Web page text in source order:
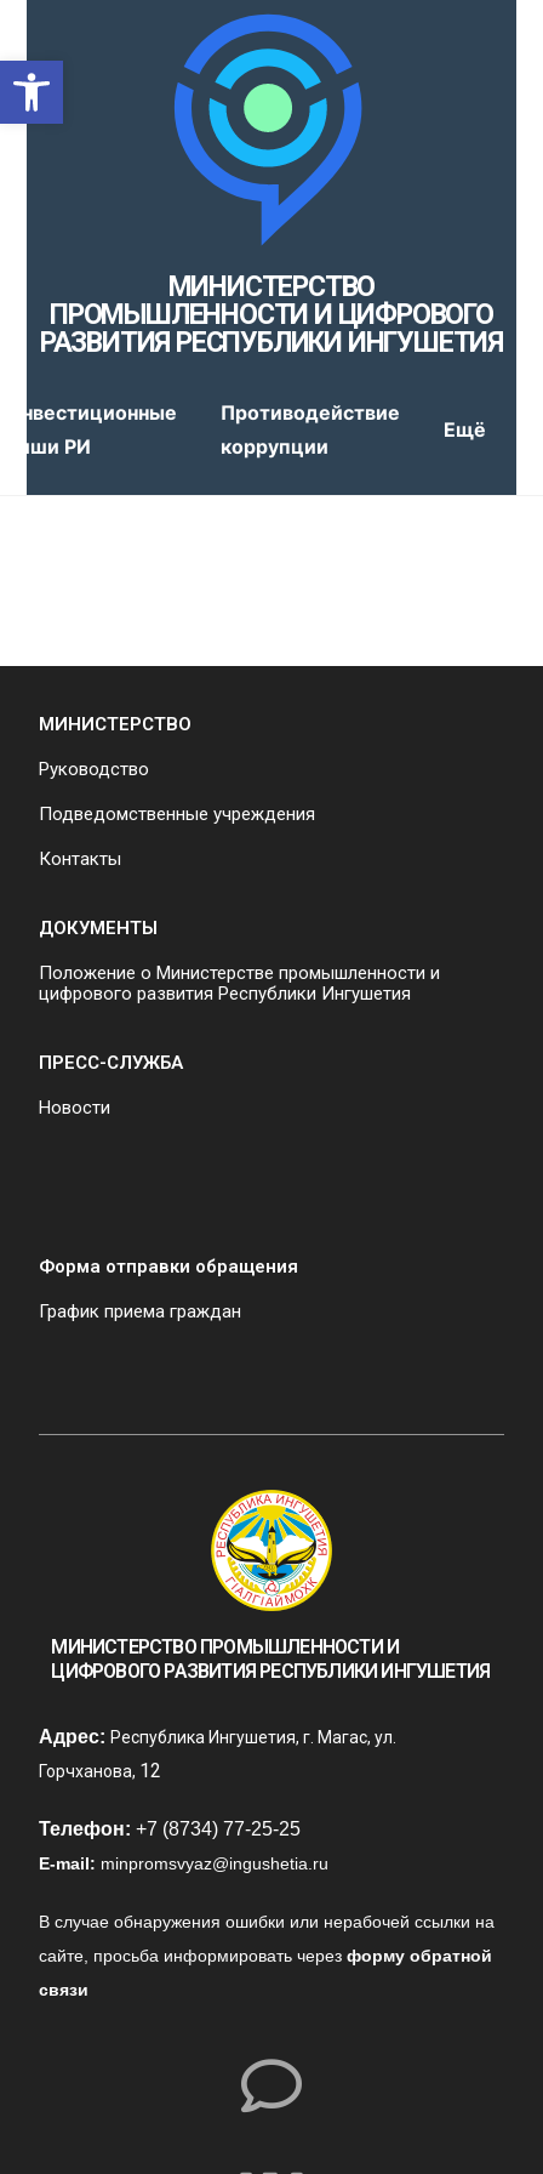
Открыть панель
МИНИСТЕРСТВО
ПРОМЫШЛЕННОСТИ И ЦИФРОВОГО
РАЗВИТИЯ РЕСПУБЛИКИ ИНГУШЕТИЯ
Инвестиционные
ниши РИ
Противодействие
коррупции
Ещё
МИНИСТЕРСТВО
Руководство
Подведомственные учреждения
Контакты
ДОКУМЕНТЫ
Положение о Министерстве промышленности и
цифрового развития Республики Ингушетия
ПРЕСС-СЛУЖБА
Новости
Форма отправки обращения
График приема граждан
МИНИСТЕРСТВО ПРОМЫШЛЕННОСТИ И
ЦИФРОВОГО РАЗВИТИЯ РЕСПУБЛИКИ ИНГУШЕТИЯ
Адрес: Республика Ингушетия, г. Магас, ул.
Горчханова, 12
Телефон: +7 (8734) 77-25-25
E-mail: minpromsvyaz@ingushetia.ru
В случае обнаружения ошибки или нерабочей ссылки на
сайте, просьба информировать черезформу обратной
связи